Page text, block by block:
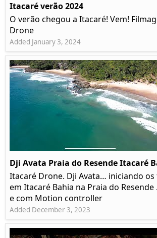
Itacaré verão 2024
O verão chegou a Itacaré! Vem!
Drone
Added January 3, 2024
Dji Avata Praia do Resende Itacaré
Itacaré Drone. Dji Avata… iniciando
em Itacaré Bahia na Praia do
e com Motion controller
Added December 3, 2023